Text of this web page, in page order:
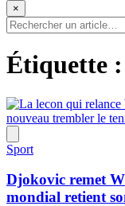
×
Étiquette :
Sport
Djokovic remet
mondial retient